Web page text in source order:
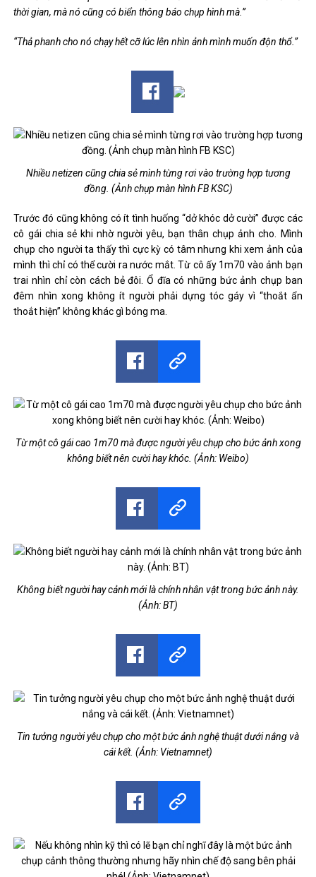
thời gian, mà nó cũng có biển thông báo chụp hình mà.”
“Thả phanh cho nó chạy hết cỡ lúc lên nhìn ảnh mình muốn độn thổ.”
Nhiều netizen cũng chia sẻ mình từng rơi vào trường hợp tương
đồng. (Ảnh chụp màn hình FB KSC)
Trước đó cũng không có ít tình huống “dở khóc dở cười” được các
cô gái chia sẻ khi nhờ người yêu, bạn thân chụp ảnh cho. Mình
chụp cho người ta thấy thì cực kỳ có tâm nhưng khi xem ảnh của
mình thì chỉ có thể cười ra nước mắt. Từ cô ấy 1m70 vào ảnh bạn
trai nhìn chỉ còn cách bẻ đôi. Ổ đĩa có những bức ảnh chụp ban
đêm nhìn xong không ít người phải dựng tóc gáy vì “thoắt ẩn
thoắt hiện” không khác gì bóng ma.
Từ một cô gái cao 1m70 mà được người yêu chụp cho bức ảnh xong
không biết nên cười hay khóc. (Ảnh: Weibo)
Không biết người hay cảnh mới là chính nhân vật trong bức ảnh này.
(Ảnh: BT)
Tin tưởng người yêu chụp cho một bức ảnh nghệ thuật dưới nắng và
cái kết. (Ảnh: Vietnamnet)